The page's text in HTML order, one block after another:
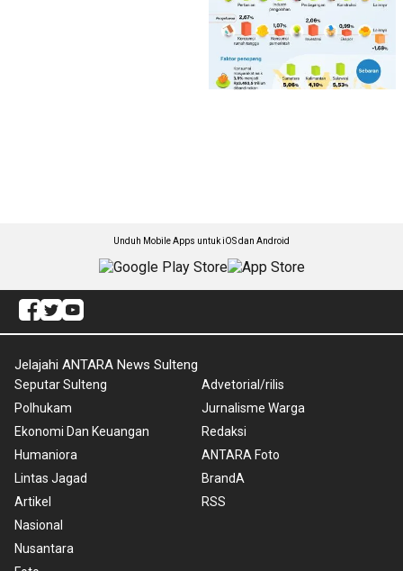
Unduh Mobile Apps untuk iOS dan Android
Jelajahi ANTARA News Sulteng
Seputar Sulteng
Polhukam
Ekonomi Dan Keuangan
Humaniora
Lintas Jagad
Artikel
Nasional
Nusantara
Advetorial/rilis
Jurnalisme Warga
Redaksi
ANTARA Foto
BrandA
RSS